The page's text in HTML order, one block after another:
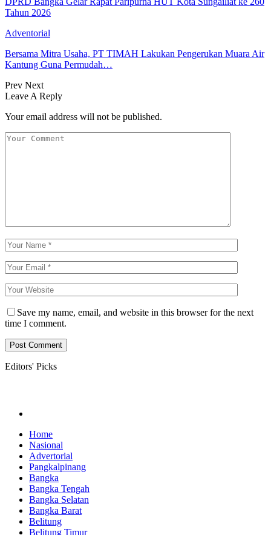
Tahun 2026
Adventorial
Bersama Mitra Usaha, PT TIMAH Lakukan Pengerukan Muara Air
Kantung Guna Permudah…
Prev Next
Leave A Reply
Your email address will not be published.
Save my name, email, and website in this browser for the next
time I comment.
Editors' Picks
Home
Nasional
Advertorial
Pangkalpinang
Bangka
Bangka Tengah
Bangka Selatan
Bangka Barat
Belitung
Belitung Timur